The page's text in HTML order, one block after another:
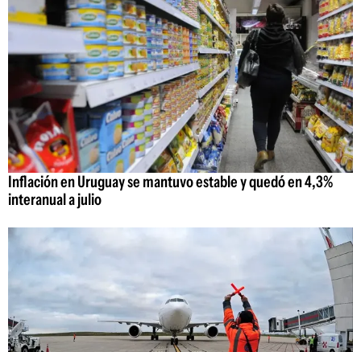
Inflación en Uruguay se mantuvo estable y quedó en 4,3%
interanual a julio